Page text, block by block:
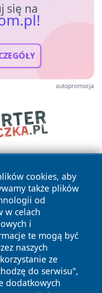
się na
autopromocja
cookies, aby
także plików
od
w celach
i
te mogą być
naszych
ze
do serwisu",
dodatkowych
prawa zastrzeżone.
Polityka
Cookies